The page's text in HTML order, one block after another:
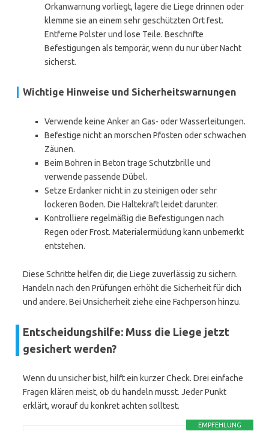
Orkanwarnung vorliegt, lagere die Liege drinnen oder
klemme sie an einem sehr geschützten Ort fest.
Entferne Polster und lose Teile. Beschrifte
Befestigungen als temporär, wenn du nur über Nacht
sicherst.
Wichtige Hinweise und Sicherheitswarnungen
Verwende keine Anker an Gas- oder Wasserleitungen.
Befestige nicht an morschen Pfosten oder schwachen
Zäunen.
Beim Bohren in Beton trage Schutzbrille und
verwende passende Dübel.
Setze Erdanker nicht in zu steinigen oder sehr
lockeren Boden. Die Haltekraft leidet darunter.
Kontrolliere regelmäßig die Befestigungen nach
Regen oder Frost. Materialermüdung kann unbemerkt
entstehen.
Diese Schritte helfen dir, die Liege zuverlässig zu sichern.
Handeln nach den Prüfungen erhöht die Sicherheit für dich
und andere. Bei Unsicherheit ziehe eine Fachperson hinzu.
Entscheidungshilfe: Muss die Liege jetzt
gesichert werden?
Wenn du unsicher bist, hilft ein kurzer Check. Drei einfache
Fragen klären meist, ob du handeln musst. Jeder Punkt
erklärt, worauf du konkret achten solltest.
EMPFEHLUNG